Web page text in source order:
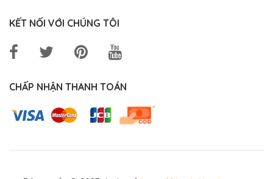
KẾT NỐI VỚI CHÚNG TÔI
CHẤP NHẬN THANH TOÁN